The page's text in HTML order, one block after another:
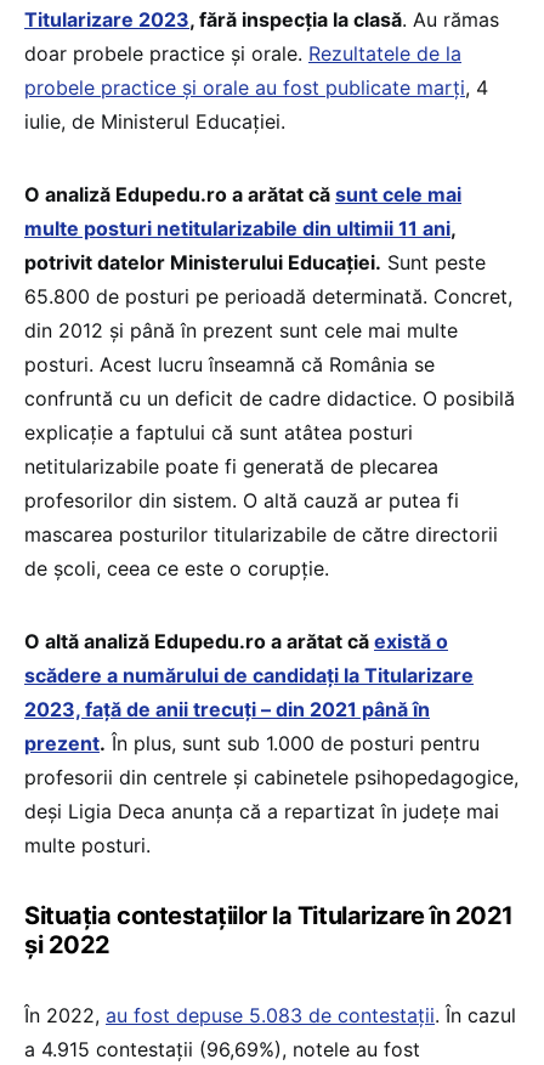
Titularizare 2023, fără inspecția la clasă. Au rămas
doar probele practice și orale. Rezultatele de la
probele practice și orale au fost publicate marți, 4
iulie, de Ministerul Educației.
O analiză Edupedu.ro a arătat că sunt cele mai
multe posturi netitularizabile din ultimii 11 ani,
potrivit datelor Ministerului Educației. Sunt peste
65.800 de posturi pe perioadă determinată. Concret,
din 2012 și până în prezent sunt cele mai multe
posturi. Acest lucru înseamnă că România se
confruntă cu un deficit de cadre didactice. O posibilă
explicație a faptului că sunt atâtea posturi
netitularizabile poate fi generată de plecarea
profesorilor din sistem. O altă cauză ar putea fi
mascarea posturilor titularizabile de către directorii
de școli, ceea ce este o corupție.
O altă analiză Edupedu.ro a arătat că există o
scădere a numărului de candidați la Titularizare
2023, față de anii trecuți – din 2021 până în
prezent. În plus, sunt sub 1.000 de posturi pentru
profesorii din centrele și cabinetele psihopedagogice,
deși Ligia Deca anunța că a repartizat în județe mai
multe posturi.
Situația contestațiilor la Titularizare în 2021
și 2022
În 2022, au fost depuse 5.083 de contestații. În cazul
a 4.915 contestații (96,69%), notele au fost